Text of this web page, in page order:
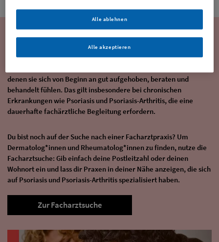
Deine passende Facharztpraxis
denen sie sich von Beginn an gut aufgehoben, beraten und
behandelt fühlen. Das gilt insbesondere bei chronischen
Erkrankungen wie Psoriasis und Psoriasis-Arthritis, die eine
dauerhafte fachärztliche Begleitung erfordern.
Du bist noch auf der Suche nach einer Facharztpraxis? Um
Dermatolog*innen und Rheumatolog*innen zu finden, nutze die
Facharztsuche: Gib einfach deine Postleitzahl oder deinen
Wohnort ein und lass dir Praxen in deiner Nähe anzeigen, die sich
auf Psoriasis und Psoriasis-Arthritis spezialisiert haben.
Zur Facharztsuche
Alle ablehnen
Alle akzeptieren